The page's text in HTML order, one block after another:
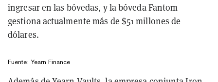
ingresar en las bóvedas, y la bóveda Fantom
gestiona actualmente más de $51 millones de
dólares.
Fuente: Yearn Finance